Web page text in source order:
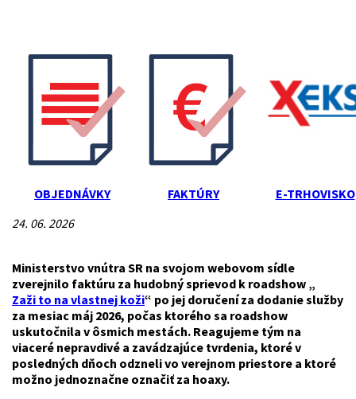
OBJEDNÁVKY FAKTÚRY
E-TRHOVISKO
24. 06. 2026
Ministerstvo vnútra SR na svojom webovom sídle
zverejnilo faktúru za hudobný sprievod k roadshow „
Zaži to na vlastnej koži“ po jej doručení za dodanie služby
za mesiac máj 2026, počas ktorého sa roadshow
uskutočnila v ôsmich mestách. Reagujeme tým na
viaceré nepravdivé a zavádzajúce tvrdenia, ktoré v
posledných dňoch odzneli vo verejnom priestore a ktoré
možno jednoznačne označiť za hoaxy.